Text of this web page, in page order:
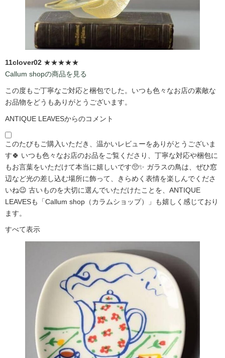
11clover02 ★★★★★
Callum shopの商品を見る
この度もご丁寧なご対応と梱包でした。いつも色々なお店の素敵な
お品物をどうもありがとうございます。
ANTIQUE LEAVESからのコメント
このたびもご購入いただき、温かいレビューをありがとうございま
す🍀 いつも色々なお店のお品をご覧くださり、丁寧な対応や梱包に
もお言葉をいただけて本当に嬉しいです🥺✨ ガラスの鳥は、ぜひ窓
辺など光の差し込む場所に飾って、きらめく表情を楽しんでくださ
いね😉 古いものを大切に選んでいただけたことを、ANTIQUE
LEAVESも「Callum shop（カラムショップ）」も嬉しく感じており
ます。
すべて表示